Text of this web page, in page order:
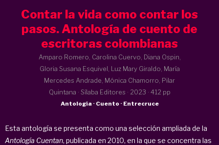
Contar la vida como contar los
pasos. Antología de cuento de
escritoras colombianas
Amparo Romero, Carolina Cuervo, Diana Ospin,
Gloria Susana Esquivel, Luz Mary Giraldo, María
Mercedes Andrade, Mónica Chamorro, Pilar
Quintana · Sílaba Editores · 2023 · 412 pp
Antología · Cuento · Entrecruce
Esta antología se presenta como una selección ampliada de la
Antología Cuentan, publicada en 2010, en la que se concentra las